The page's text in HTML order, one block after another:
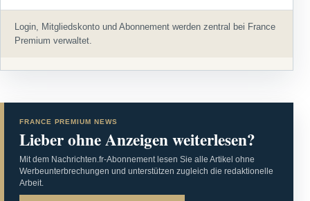
Login, Mitgliedskonto und Abonnement werden zentral bei France
Premium verwaltet.
FRANCE PREMIUM NEWS
Lieber ohne Anzeigen weiterlesen?
Mit dem Nachrichten.fr-Abonnement lesen Sie alle Artikel ohne
Werbeunterbrechungen und unterstützen zugleich die redaktionelle
Arbeit.